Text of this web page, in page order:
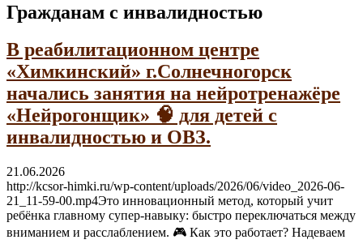
Гражданам с инвалидностью
В реабилитационном центре
«Химкинский» г.Солнечногорск
начались занятия на нейротренажёре
«Нейрогонщик» 🧠 для детей с
инвалидностью и ОВЗ.
21.06.2026
http://kcsor-himki.ru/wp-content/uploads/2026/06/video_2026-06-
21_11-59-00.mp4Это инновационный метод, который учит
ребёнка главному супер-навыку: быстро переключаться между
вниманием и расслаблением. 🎮 Как это работает? Надеваем